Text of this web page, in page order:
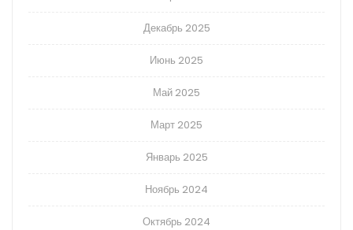
Декабрь 2025
Июнь 2025
Май 2025
Март 2025
Январь 2025
Ноябрь 2024
Октябрь 2024